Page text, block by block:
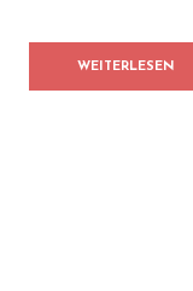
WEITERLESEN